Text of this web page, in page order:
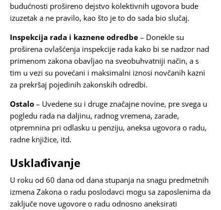
budućnosti prošireno dejstvo kolektivnih ugovora bude
izuzetak a ne pravilo, kao što je to do sada bio slučaj.
Inspekcija rada i kaznene odredbe – Donekle su
proširena ovlašćenja inspekcije rada kako bi se nadzor nad
primenom zakona obavljao na sveobuhvatniji način, a s
tim u vezi su povećani i maksimalni iznosi novčanih kazni
za prekršaj pojedinih zakonskih odredbi.
Ostalo – Uvedene su i druge značajne novine, pre svega u
pogledu rada na daljinu, radnog vremena, zarade,
otpremnina pri odlasku u penziju, aneksa ugovora o radu,
radne knjižice, itd.
Usklađivanje
U roku od 60 dana od dana stupanja na snagu predmetnih
izmena Zakona o radu poslodavci mogu sa zaposlenima da
zaključe nove ugovore o radu odnosno aneksirati